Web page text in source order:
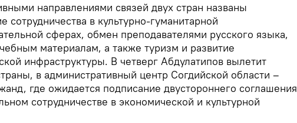
направлениями связей двух стран названы
сотрудничества в культурно-гуманитарной
сферах, обмен преподавателями русского языка,
материалам, а также туризм и развитие
инфраструктуры. В четверг Абдулатипов вылетит
в административный центр Согдийской области –
где ожидается подписание двустороннего соглашения
сотрудничестве в экономической и культурной